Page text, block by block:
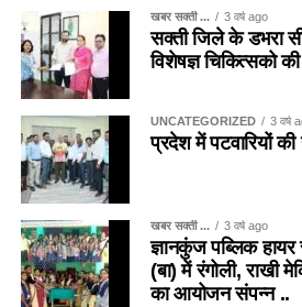
खबर सक्ती ... 3 वर्ष ago
सक्ती जिले के डभरा
विशेषज्ञ चिकित्सको
UNCATEGORIZED 3 वर्ष
प्रदेश में पटवारियों
खबर सक्ती ... 3 वर्ष ago
ज्ञानकुंज पब्लिक
(बा) में रंगोली, राखी
का आयोजन संपन्न ..